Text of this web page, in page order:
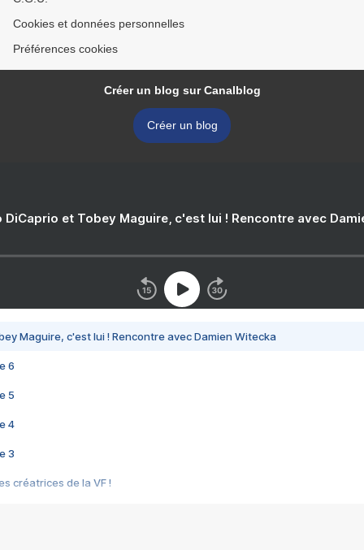
Cookies et données personnelles
Préférences cookies
Créer un blog sur Canalblog
Créer un blog
DiCaprio et Tobey Maguire, c'est lui ! Rencontre avec
Maguire, c'est lui ! Rencontre avec Damien Witecka
6
5
4
3
créatrices de la VF !